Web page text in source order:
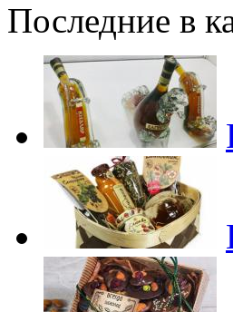
Последние в